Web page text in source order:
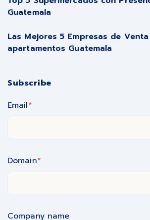
Guatemala
Las Mejores 5 Empresas de
apartamentos Guatemala
Subscribe
Email*
Domain*
Company name